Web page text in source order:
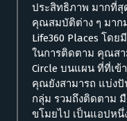
ประสิทธิภาพ มากที่สุ
คุณสมบัติต่าง ๆ มากม
Life360 Places โดย
ในการติดตาม คุณสา
Circle บนแผน ที่ที่เข้
คุณยังสามารถ แบ่ง
กลุ่ม รวมถึงติดตาม
ขโมยไป เป็นแอปหนึ่